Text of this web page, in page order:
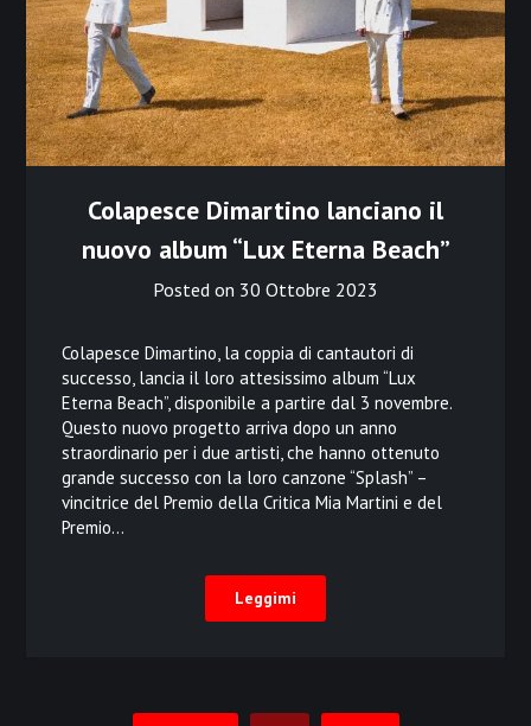
Colapesce Dimartino lanciano il
nuovo album “Lux Eterna Beach”
Posted on 30 Ottobre 2023
Colapesce Dimartino, la coppia di cantautori di
successo, lancia il loro attesissimo album “Lux
Eterna Beach”, disponibile a partire dal 3 novembre.
Questo nuovo progetto arriva dopo un anno
straordinario per i due artisti, che hanno ottenuto
grande successo con la loro canzone “Splash” –
vincitrice del Premio della Critica Mia Martini e del
Premio…
Leggimi